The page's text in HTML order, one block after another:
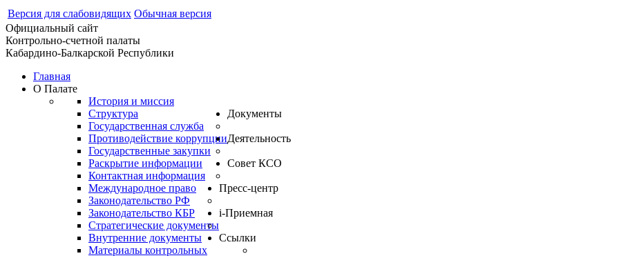
Версия для слабовидящих Обычная версия
Официальный сайт
Контрольно-счетной палаты
Кабардино-Балкарской Республики
Главная
О Палате
История и миссия
Структура
Государственная служба
Противодействие коррупции
Государственные закупки
Раскрытие информации
Контактная информация
Документы
Международное право
Законодательство РФ
Законодательство КБР
Стратегические документы
Внутренние документы
Деятельность
Материалы контрольных
Совет КСО
Пресс-центр
i-Приемная
Ссылки